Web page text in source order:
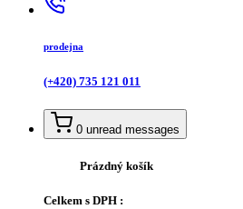
prodejna
(+420) 735 121 011
0 unread messages
Prázdný košík
Celkem s DPH :